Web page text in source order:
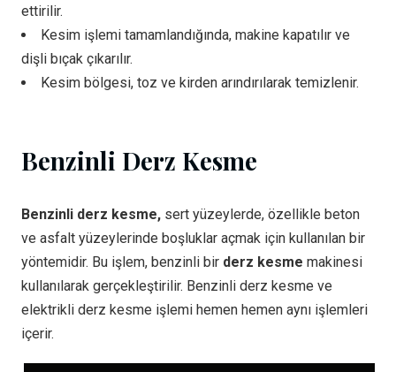
ettirilir.
Kesim işlemi tamamlandığında, makine kapatılır ve
dişli bıçak çıkarılır.
Kesim bölgesi, toz ve kirden arındırılarak temizlenir.
Benzinli Derz Kesme
Benzinli derz kesme, sert yüzeylerde, özellikle beton
ve asfalt yüzeylerinde boşluklar açmak için kullanılan bir
yöntemidir. Bu işlem, benzinli bir derz kesme makinesi
kullanılarak gerçekleştirilir. Benzinli derz kesme ve
elektrikli derz kesme işlemi hemen hemen aynı işlemleri
içerir.